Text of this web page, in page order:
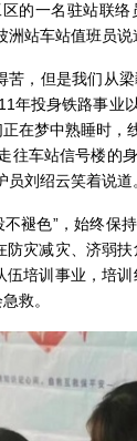
的一名驻站联
站车站值班员说
，但是我们从
年投身铁路事
在梦中熟睡时
往车站信号楼的
刘绍云笑着说道
褪色”，始终保
灾减灾、济弱
培训事业，培
救。